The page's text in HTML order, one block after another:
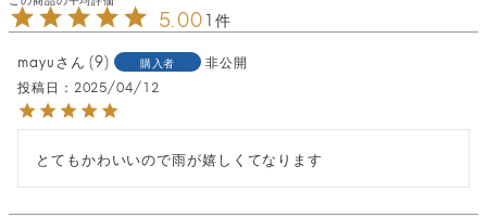
5.001
mayu 9 購入者
非公開
投稿日
2025/04/12